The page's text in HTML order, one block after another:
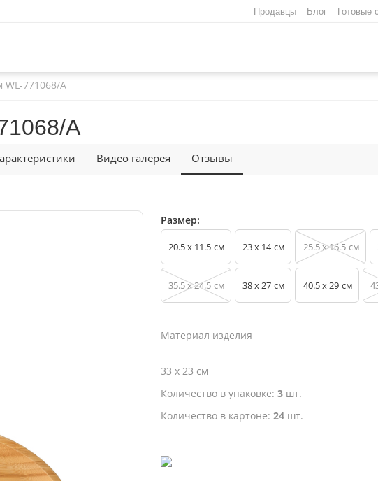
Продавцы Блог Готовые
A
A
Видео галерея Отзывы
Размер:
20.5 x 11.5 см 23 x 14 см 25.5 x 16.5 см
35.5 x 24.5 см 38 x 27 см 40.5 x 29 см
Материал изделия
33 x 23 см
Количество в упаковке:3 шт.
Количество в картоне:24 шт.